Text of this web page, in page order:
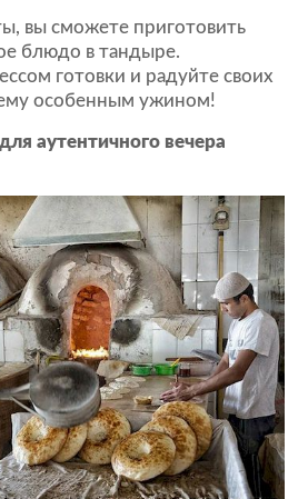
вы сможете приготовить
блюдо в тандыре.
готовки и радуйте своих
особенным ужином!
аутентичного вечера